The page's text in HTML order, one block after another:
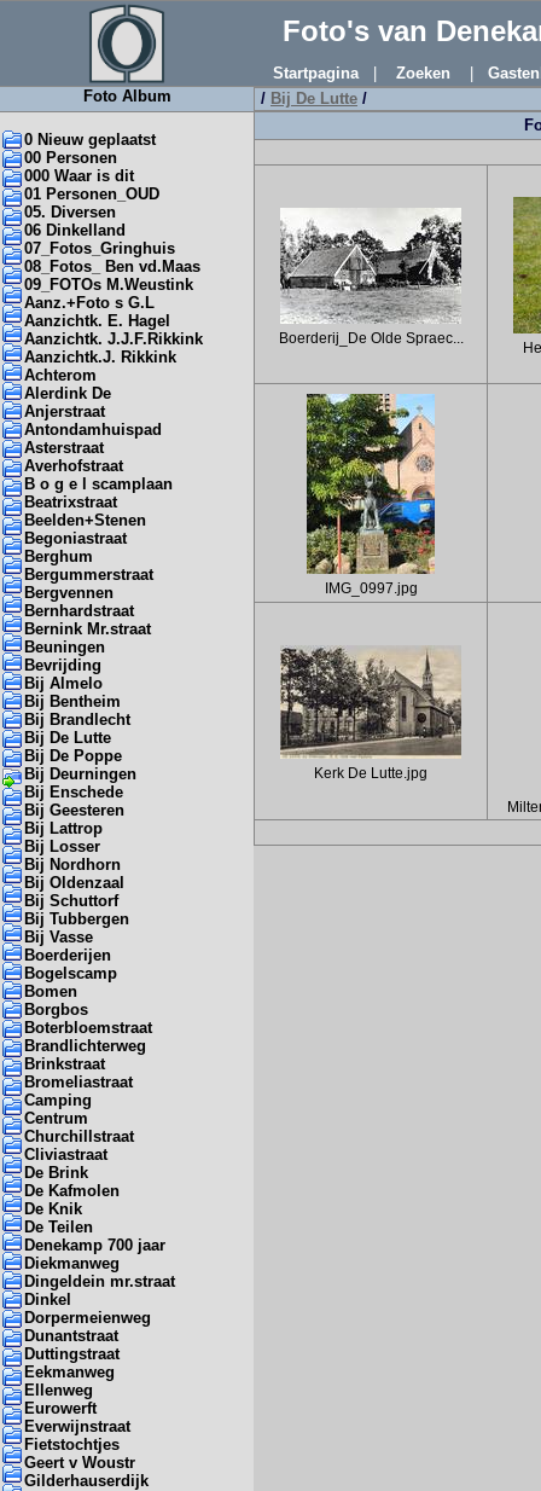
Foto's van
Startpagina| Zoeken
Foto Album
0 Nieuw geplaatst
00 Personen
000 Waar is dit
01 Personen_OUD
05. Diversen
06 Dinkelland
07_Fotos_Gringhuis
08_Fotos_ Ben vd.Maas
09_FOTOs M.Weustink
Aanz.+Foto s G.L
Aanzichtk. E. Hagel
Aanzichtk. J.J.F.Rikkink
Aanzichtk.J. Rikkink
Achterom
Alerdink De
Anjerstraat
Antondamhuispad
Asterstraat
Averhofstraat
B o g e l scamplaan
Beatrixstraat
Beelden+Stenen
Begoniastraat
Berghum
Bergummerstraat
Bergvennen
Bernhardstraat
Bernink Mr.straat
Beuningen
Bevrijding
Bij Almelo
Bij Bentheim
Bij Brandlecht
Bij De Lutte
Bij De Poppe
Bij Deurningen
Bij Enschede
Bij Geesteren
Bij Lattrop
Bij Losser
Bij Nordhorn
Bij Oldenzaal
Bij Schuttorf
Bij Tubbergen
Bij Vasse
Boerderijen
Bogelscamp
Bomen
Borgbos
Boterbloemstraat
Brandlichterweg
Brinkstraat
Bromeliastraat
Camping
Centrum
Churchillstraat
Cliviastraat
De Brink
De Kafmolen
De Knik
De Teilen
Denekamp 700 jaar
Diekmanweg
Dingeldein mr.straat
Dinkel
Dorpermeienweg
Dunantstraat
Duttingstraat
Eekmanweg
Ellenweg
Eurowerft
Everwijnstraat
Fietstochtjes
Geert v Woustr
Gilderhauserdijk
/ Bij De Lutte /
Boerderij_De Olde Spraec...
IMG_0997.jpg
Kerk De Lutte.jpg